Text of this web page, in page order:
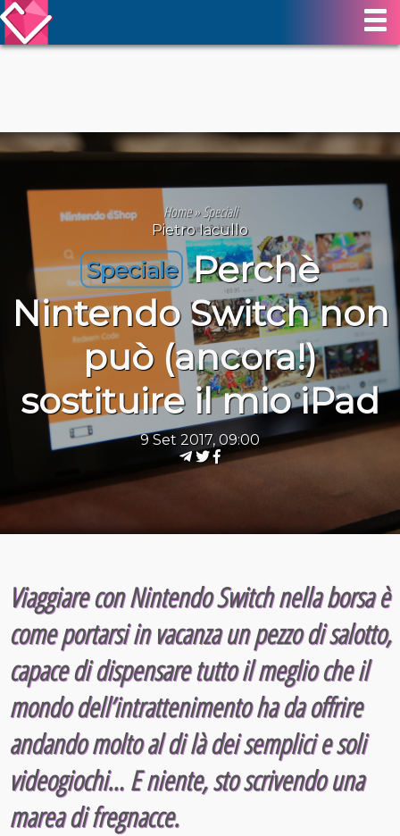
Home»Speciali
Pietro Iacullo
Speciale Perchè
Nintendo Switch non
può (ancora!)
sostituire il mio iPad
9 Set 2017, 09:00
Viaggiare con Nintendo Switch nella borsa è
come portarsi in vacanza un pezzo di salotto,
capace di dispensare tutto il meglio che il
mondo dell’intrattenimento ha da offrire
andando molto al di là dei semplici e soli
videogiochi… E niente, sto scrivendo una
marea difregnacce.